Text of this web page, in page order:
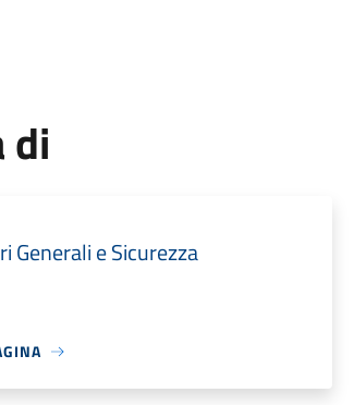
di
Generali e Sicurezza